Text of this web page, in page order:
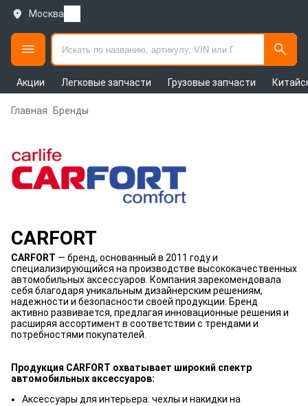
Москва
Акции Легковые запчасти Грузовые запчасти
Главная Бренды
CARFORT
CARFORT — бренд, основанный в 2011 году и
специализирующийся на производстве высококачественных
автомобильных аксессуаров. Компания зарекомендовала
себя благодаря уникальным дизайнерским решениям,
надежности и безопасности своей продукции. Бренд
активно развивается, предлагая инновационные решения и
расширяя ассортимент в соответствии с трендами и
потребностями покупателей.
Продукция CARFORT охватывает широкий спектр
автомобильных аксессуаров:
Аксессуары для интерьера: чехлы и накидки на